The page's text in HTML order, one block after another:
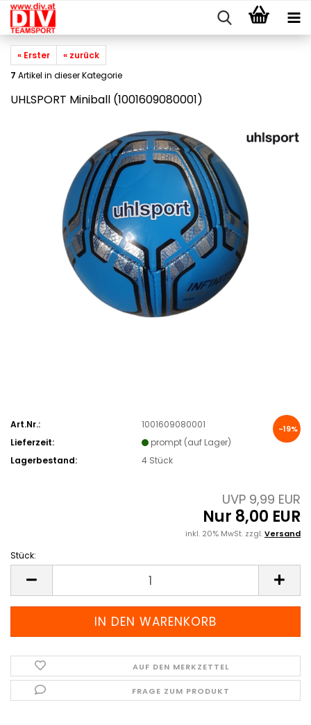
« Erster
« zurück
7 Artikel in dieser Kategorie
UHLSPORT Miniball (1001609080001)
-19%
Art.Nr.:
1001609080001
Lieferzeit:
prompt (auf Lager)
Lagerbestand:
4 Stück
UVP 9,99 EUR
Nur 8,00 EUR
inkl. 20% MwSt. zzgl.Versand
Stück:
AUF DEN MERKZETTEL
FRAGE ZUM PRODUKT